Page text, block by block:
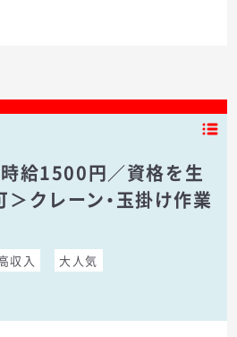
時給1500円／資格を生
クレーン・玉掛け作業
収入 大人気